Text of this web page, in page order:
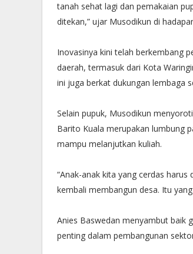
tanah sehat lagi dan pemakaian
ditekan,” ujar Musodikun di
Inovasinya kini telah berkembang
daerah, termasuk dari Kota
ini juga berkat dukungan lembaga
Selain pupuk, Musodikun
Barito Kuala merupakan lumbung
mampu melanjutkan kuliah.
“Anak-anak kita yang cerdas
kembali membangun desa. Itu
Anies Baswedan menyambut baik
penting dalam pembangunan